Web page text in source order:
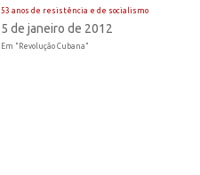
53 anos de resistência e de socialismo
5 de janeiro de 2012
Em "Revolução Cubana"